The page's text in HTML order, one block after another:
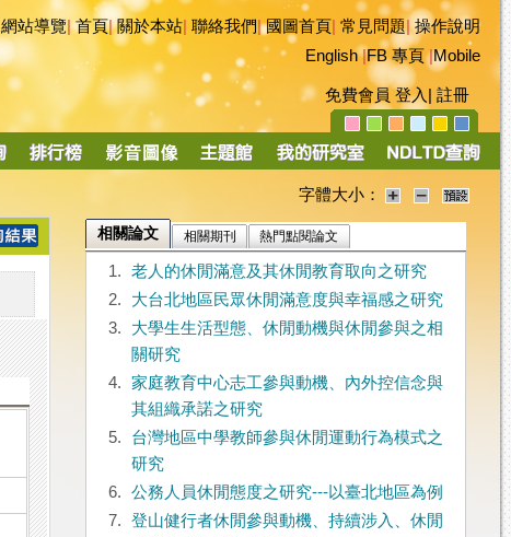
網站導覽|首頁|關於本站 聯絡我們|國圖首頁 常見問題|操作說明
English|FB 專頁|Mobile
免費會員 登入 註冊
字體大小：
相關論文 相關期刊 熱門點閱論文
1.
老人的休閒滿意及其休閒教育取向之研究
2.
大台北地區民眾休閒滿意度與幸福感之研究
3.
大學生生活型態、休閒動機與休閒參與之相
關研究
4.
家庭教育中心志工參與動機、內外控信念與
其組織承諾之研究
5.
台灣地區中學教師參與休閒運動行為模式之
研究
6.
公務人員休閒態度之研究---以臺北地區為例
7.
登山健行者休閒參與動機、持續涉入、休閒